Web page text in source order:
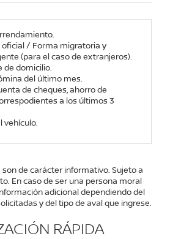
oficial / Forma migratoria y
(para el caso de extranjeros).
de domicilio.
del último mes.
de cheques, ahorro de
a los últimos 3
vehículo.
de carácter informativo. Sujeto a
En caso de ser una persona moral
adicional dependiendo del
y del tipo de aval que ingrese.
RÁPIDA